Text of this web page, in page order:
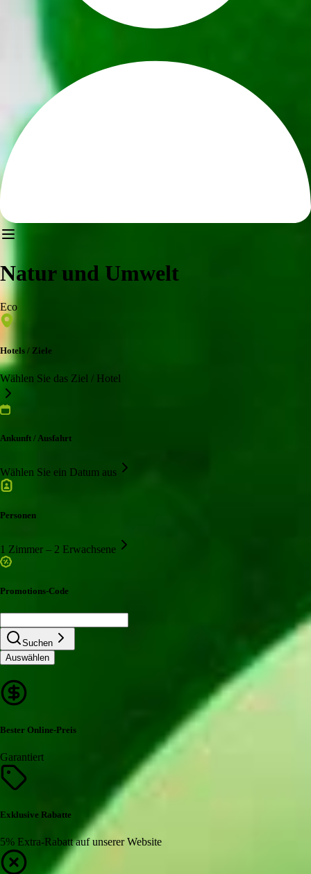
Natur und Umwelt
Eco
Hotels / Ziele
Wählen Sie das Ziel / Hotel
Ankunft / Ausfahrt
Wählen Sie ein Datum aus
Personen
1 Zimmer – 2 Erwachsene
Promotions-Code
Suchen
Auswählen
Bester Online-Preis
Garantiert
Exklusive Rabatte
5% Extra-Rabatt auf unserer Website